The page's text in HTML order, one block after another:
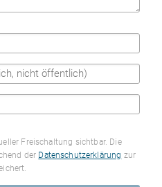
Freischaltung sichtbar. Die
der Datenschutzerklärung zur